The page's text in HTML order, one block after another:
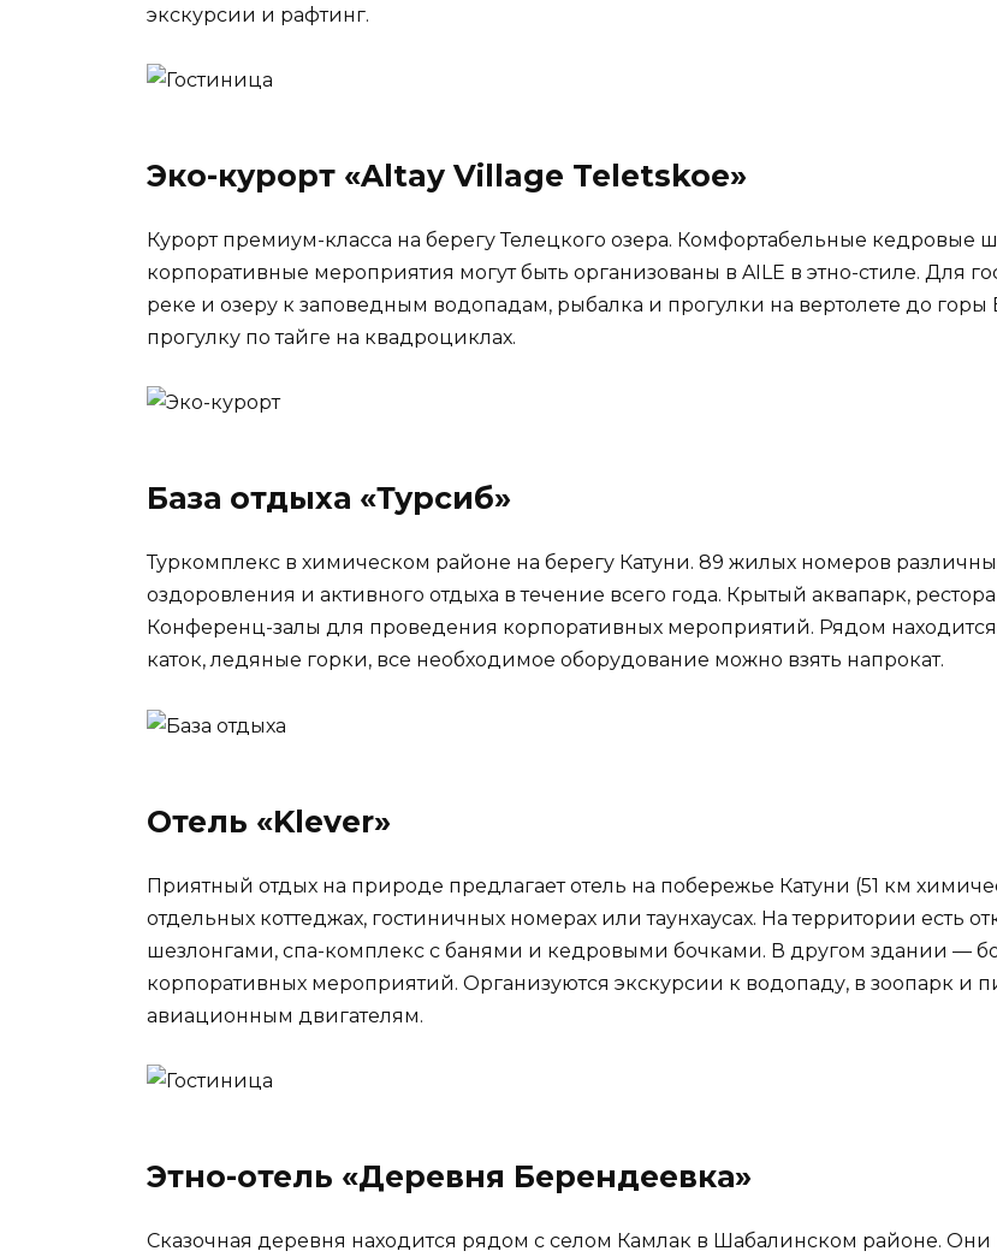
экскурсии и рафтинг.
Эко-курорт «Altay Village Teletskoe»
Курорт премиум-класса на берегу Телецкого озера. Комфортабельные кедровые
корпоративные мероприятия могут быть организованы в AILE в этно-стиле. Для
реке и озеру к заповедным водопадам, рыбалка и прогулки на вертолете до
прогулку по тайге на квадроциклах.
База отдыха «Турсиб»
Туркомплекс в химическом районе на берегу Катуни. 89 жилых номеров
оздоровления и активного отдыха в течение всего года. Крытый аквапарк,
Конференц-залы для проведения корпоративных мероприятий. Рядом
каток, ледяные горки, все необходимое оборудование можно взять напрокат.
Отель «Klever»
Приятный отдых на природе предлагает отель на побережье Катуни (51 км
отдельных коттеджах, гостиничных номерах или таунхаусах. На территории есть
шезлонгами, спа-комплекс с банями и кедровыми бочками. В другом здании —
корпоративных мероприятий. Организуются экскурсии к водопаду, в зоопарк и
авиационным двигателям.
Этно-отель «Деревня Берендеевка»
Сказочная деревня находится рядом с селом Камлак в Шабалинском районе. Они